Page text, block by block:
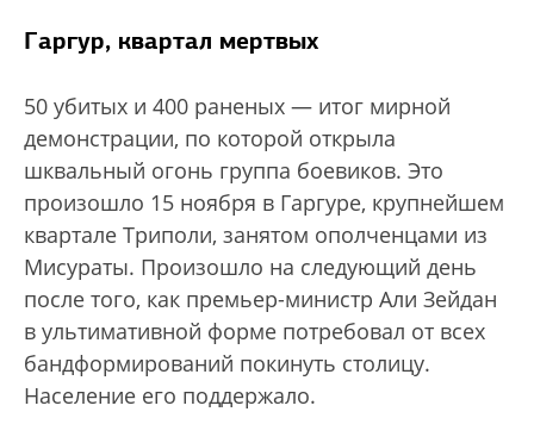
Гаргур, квартал мертвых
50 убитых и 400 раненых — итог мирной
демонстрации, по которой открыла
шквальный огонь группа боевиков. Это
произошло 15 ноября в Гаргуре, крупнейшем
квартале Триполи, занятом ополченцами из
Мисураты. Произошло на следующий день
после того, как премьер-министр Али Зейдан
в ультимативной форме потребовал от всех
бандформирований покинуть столицу.
Население его поддержало.